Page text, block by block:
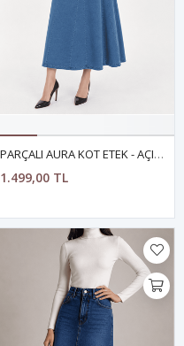
PARÇALI AURA KOT ETEK - AÇIK MAVİ
1.499,00 TL